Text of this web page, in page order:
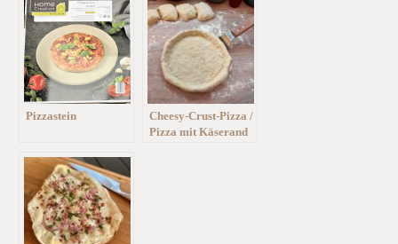
Pizzastein
Cheesy-Crust-Pizza /
Pizza mit Käserand